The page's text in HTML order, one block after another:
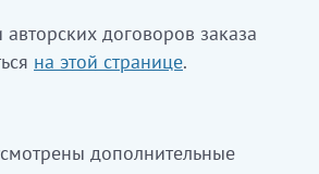
договоров заказа
на этой странице.
дополнительные